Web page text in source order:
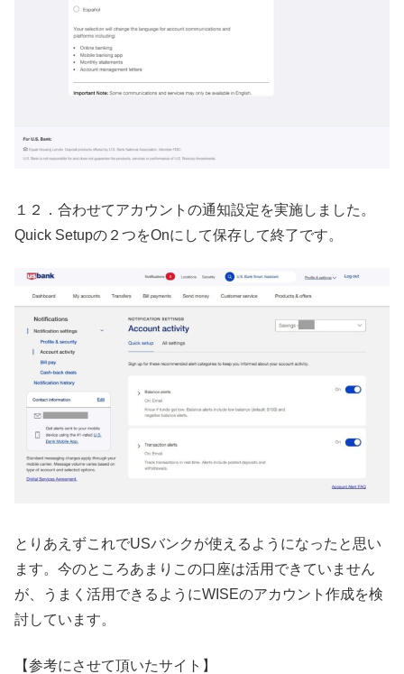
１２．合わせてアカウントの通知設定を実施しました。
Quick Setupの２つをOnにして保存して終了です。
とりあえずこれでUSバンクが使えるようになったと思い
ます。今のところあまりこの口座は活用できていません
が、うまく活用できるようにWISEのアカウント作成を検
討しています。
【参考にさせて頂いたサイト】